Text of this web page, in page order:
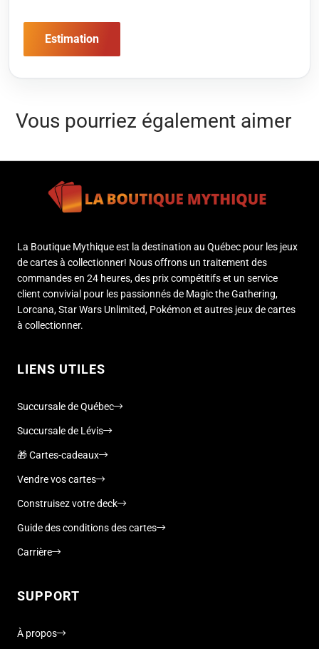
Estimation
Vous pourriez également aimer
La Boutique Mythique est la destination au Québec pour les jeux
de cartes à collectionner! Nous offrons un traitement des
commandes en 24 heures, des prix compétitifs et un service
client convivial pour les passionnés de Magic the Gathering,
Lorcana, Star Wars Unlimited, Pokémon et autres jeux de cartes
à collectionner.
LIENS UTILES
Succursale de Québec
Succursale de Lévis
🎁 Cartes-cadeaux
Vendre vos cartes
Construisez votre deck
Guide des conditions des cartes
Carrière
SUPPORT
À propos